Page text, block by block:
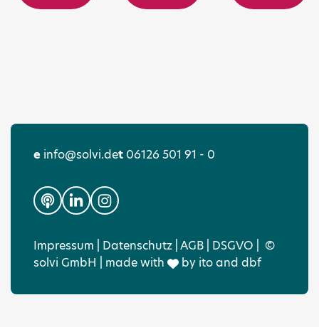
e info@solvi.det 06126 501 91 - 0
Impressum Datenschutz AGB DSGVO
©
solvi GmbH | made with
by itoand dbf